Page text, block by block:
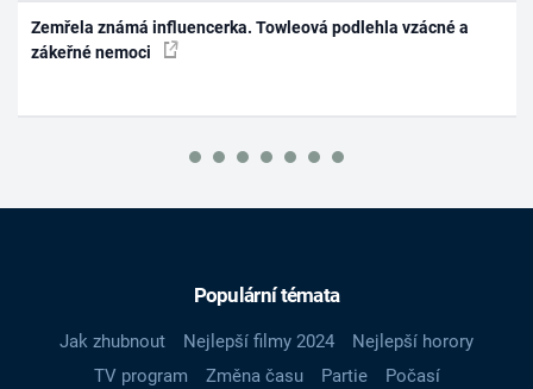
Zemřela známá influencerka. Towleová podlehla vzácné a
zákeřné nemoci
Populární témata
Jak zhubnout Nejlepší filmy 2024
Nejlepší horory
TV program
Změna času Partie
Počasí